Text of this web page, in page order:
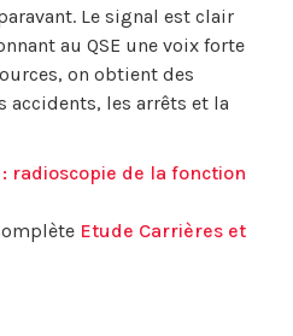
Le signal est clair
au QSE une voix forte
on obtient des
les arrêts et la
radioscopie de la fonction
Etude Carrières et